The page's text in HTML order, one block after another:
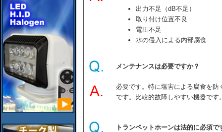
出力不足（dB不足）
取り付け位置不良
電圧不足
水の侵入による内部腐食
メンテナンスは必要ですか？
必要です。特に塩害による腐食を
です。比較的故障しやすい機器です
トランペットホーンは法的に必須で